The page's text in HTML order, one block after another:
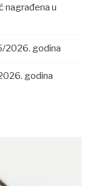
nagrađena u
2026. godina
godina